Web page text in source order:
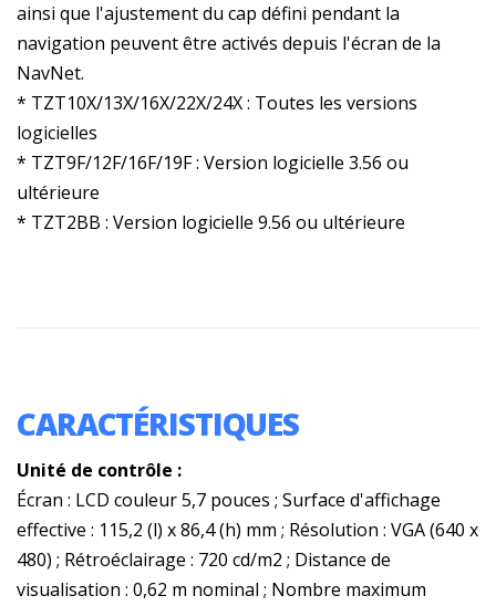
ainsi que l'ajustement du cap défini pendant la
navigation peuvent être activés depuis l'écran de la
NavNet.
* TZT10X/13X/16X/22X/24X : Toutes les versions
logicielles
* TZT9F/12F/16F/19F : Version logicielle 3.56 ou
ultérieure
* TZT2BB : Version logicielle 9.56 ou ultérieure
CARACTÉRISTIQUES
Unité de contrôle :
Écran : LCD couleur 5,7 pouces ; Surface d'affichage
effective : 115,2 (l) x 86,4 (h) mm ; Résolution : VGA (640 x
480) ; Rétroéclairage : 720 cd/m2 ; Distance de
visualisation : 0,62 m nominal ; Nombre maximum